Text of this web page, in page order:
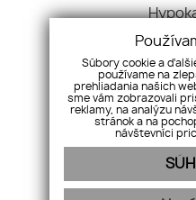
Pre
Súbory cookie a
používame na
prehliadania našich
sme vám zobrazovali
reklamy, na analýzu
stránok a na
návštevníci